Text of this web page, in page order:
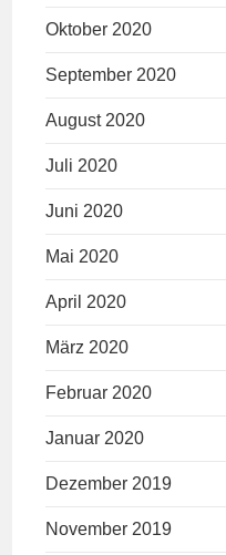
Oktober 2020
September 2020
August 2020
Juli 2020
Juni 2020
Mai 2020
April 2020
März 2020
Februar 2020
Januar 2020
Dezember 2019
November 2019